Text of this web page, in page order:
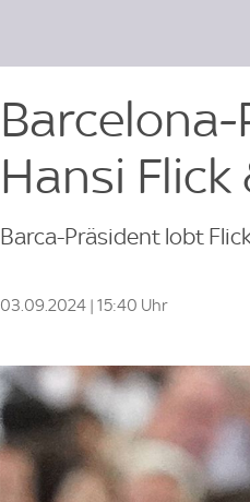
Hansi
Barca-Präsident lobt
03.09.2024 | 15:40 Uhr